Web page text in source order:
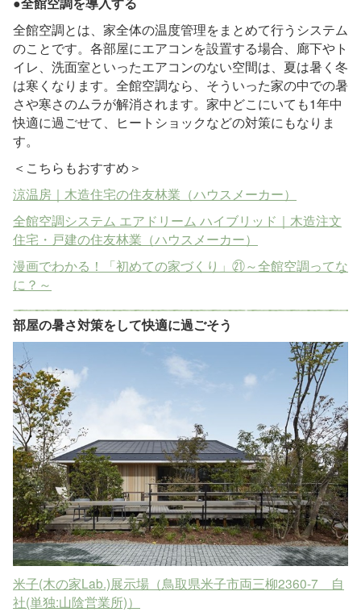
全館空調とは、家全体の温度管理をまとめて行うシステム
のことです。各部屋にエアコンを設置する場合、廊下やト
イレ、洗面室といったエアコンのない空間は、夏は暑く冬
は寒くなります。全館空調なら、そういった家の中での暑
さや寒さのムラが解消されます。家中どこにいても1年中
快適に過ごせて、ヒートショックなどの対策にもなりま
す。
＜こちらもおすすめ＞
涼温房｜木造住宅の住友林業（ハウスメーカー）
全館空調システム エアドリーム ハイブリッド｜木造注文
住宅・戸建の住友林業（ハウスメーカー）
漫画でわかる！「初めての家づくり」㉑～全館空調ってな
に？～
部屋の暑さ対策をして快適に過ごそう
米子(木の家Lab.)展示場（鳥取県米子市両三柳2360-7 自
社(単独:山陰営業所)）